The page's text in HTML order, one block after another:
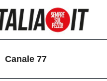
Canale 77